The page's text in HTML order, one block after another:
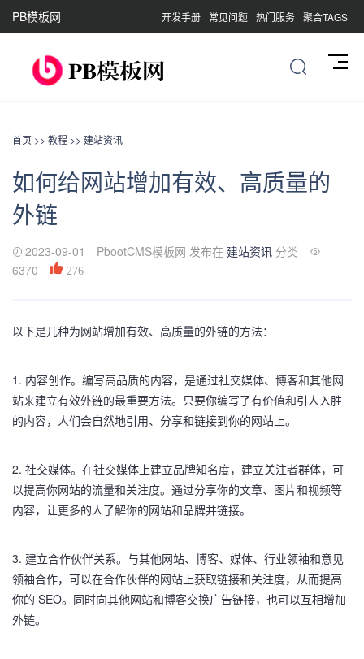
PB模板网 聚合TAGS
热门服务
常见问题
开发手册
首页 >> 教程 >> 建站资讯
如何给网站增加有效、高质量的
外链
2023-09-01 PbootCMS模板网 发布在 建站资讯 分类
6370
276
以下是几种为网站增加有效、高质量的外链的方法：
1. 内容创作。编写高品质的内容，是通过社交媒体、博客和其他网
站来建立有效外链的最重要方法。只要你编写了有价值和引人入胜
的内容，人们会自然地引用、分享和链接到你的网站上。
2. 社交媒体。在社交媒体上建立品牌知名度，建立关注者群体，可
以提高你网站的流量和关注度。通过分享你的文章、图片和视频等
内容，让更多的人了解你的网站和品牌并链接。
3. 建立合作伙伴关系。与其他网站、博客、媒体、行业领袖和意见
领袖合作，可以在合作伙伴的网站上获取链接和关注度，从而提高
你的 SEO。同时向其他网站和博客交换广告链接，也可以互相增加
外链。